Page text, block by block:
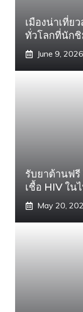
เมืองน่าเที่ย
ทั่วโลกที่นัก
June 9, 2026
รับยาต้านฟ
เชื้อ HIV ใน
May 20,